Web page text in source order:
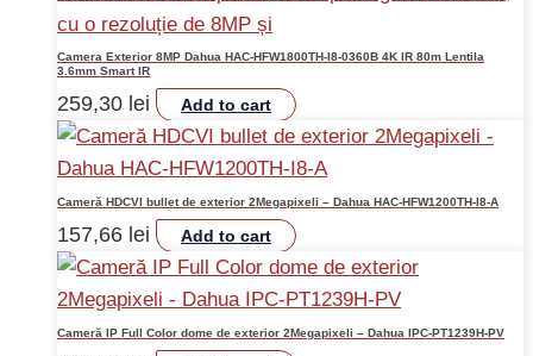
Camera Exterior 8MP Dahua HAC-HFW1800TH-I8-0360B 4K IR 80m Lentila
3.6mm Smart IR
259,30 lei Add to cart
Cameră HDCVI bullet de exterior 2Megapixeli – Dahua HAC-HFW1200TH-I8-A
157,66 lei Add to cart
Cameră IP Full Color dome de exterior 2Megapixeli – Dahua IPC-PT1239H-PV